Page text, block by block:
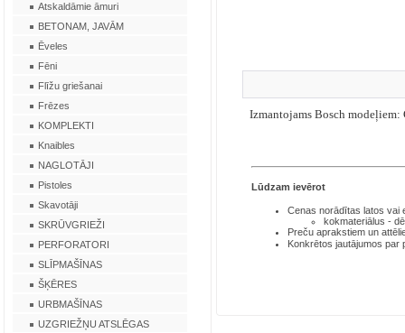
Atskaldāmie āmuri
BETONAM, JAVĀM
Ēveles
Fēni
Flīžu griešanai
Frēzes
KOMPLEKTI
Knaibles
NAGLOTĀJI
Pistoles
Skavotāji
SKRŪVGRIEŽI
PERFORATORI
SLĪPMAŠĪNAS
ŠĶĒRES
URBMAŠĪNAS
UZGRIEŽŅU ATSLĒGAS
Izmantojams Bosch
Lūdzam ievērot
Cenas norādītas latos vai
kokmateriālus -
Preču aprakstiem un
Konkrētos jautājumos